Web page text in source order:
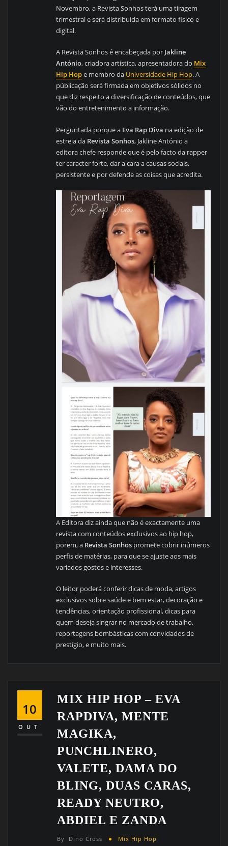
Novembro, a Revista Sonhos terá uma tiragem
trimestral e será distribuída em formato fisico e
digital.
A Revista Sonhos é encabeçada por Jakline
António, criadora artística, apresentadora do Mix
Hip Hope membro da Universidade Hip Hop. A
públicação será firmada em objetivos sólidos no
que diz respeito a diversificação de conteúdos, que
vão do entretenimento a informação.
Perguntada porque a Eva Rap Diva na edição de
estreia da Revista Sonhos, Jakline António a
editora chefe responde que é pelo facto da rapper
ter caracter forte, dar a cara a causas sociais,
persistente e por defende as coisas que acredita.
A Editora diz ainda que não é exactamente uma
revista com conteúdos exclusivos ao hip hop,
porem, a Revista Sonhos promete cobrir inúmeros
perfis de matérias, para que se ajuste aos mais
variados gostos e interesses.
O leitor poderá conferir dicas de moda, artigos
exclusivos sobre saúde e bem estar, decoração e
tendências, orientação profissional, dicas para
quem deseja singrar no mercado de trabalho,
reportagens bombásticas com convidados de
prestígio, e muito mais.
10
OUT
MIX HIP HOP – EVA
RAPDIVA, MENTE
MAGIKA,
PUNCHLINERO,
VALETE, DAMA DO
BLING, DUAS CARAS,
READY NEUTRO,
ABDIEL E ZANDA
By Dino Cross Mix Hip Hop